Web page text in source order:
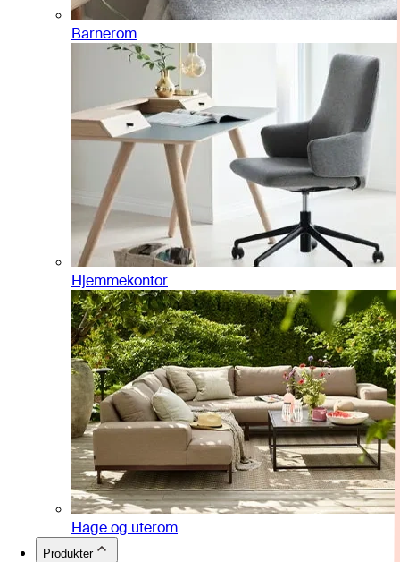
Barnerom
Hjemmekontor
Hage og uterom
Produkter